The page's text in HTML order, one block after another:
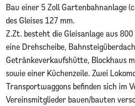
Bau einer 5 Zoll Gartenbahnanlage
des Gleises 127 mm.
Z.Zt. besteht die Gleisanlage aus
eine Drehscheibe,
Getränkeverkaufshütte, Blockhaus
sowie einer Küchenzeile. Zwei
Transportwaggons befinden sich im
Vereinsmitglieder bauen/bauten